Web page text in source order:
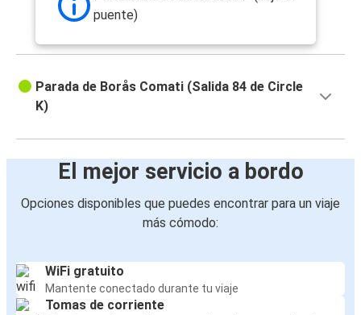
puente)
Parada de Borås Comati (Salida 84 de Circle
K)
El mejor servicio a bordo
Opciones disponibles que puedes encontrar para un viaje
más cómodo:
WiFi gratuito
Mantente conectado durante tu viaje
Tomas de corriente